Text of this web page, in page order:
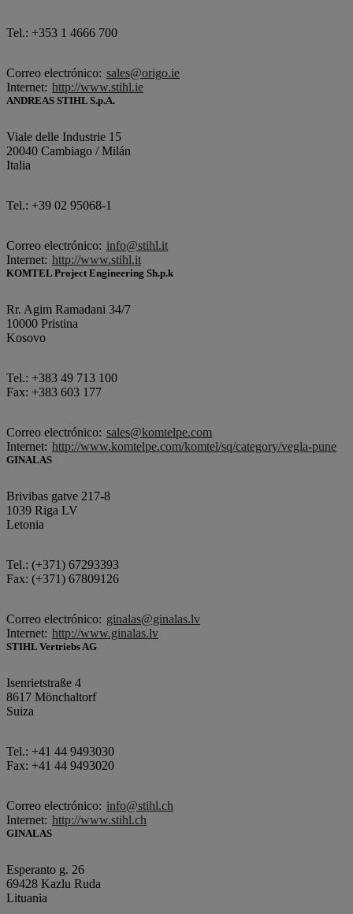
Tel.: +353 1 4666 700
Correo electrónico: sales@origo.ie
Internet: http://www.stihl.ie
ANDREAS STIHL S.p.A.
Viale delle Industrie 15
20040 Cambiago / Milán
Italia
Tel.: +39 02 95068-1
Correo electrónico: info@stihl.it
Internet: http://www.stihl.it
KOMTEL Project Engineering Sh.p.k
Rr. Agim Ramadani 34/7
10000 Pristina
Kosovo
Tel.: +383 49 713 100
Fax: +383 603 177
Correo electrónico: sales@komtelpe.com
Internet: http://www.komtelpe.com/komtel/sq/category/vegla-pune
GINALAS
Brivibas gatve 217-8
1039 Riga LV
Letonia
Tel.: (+371) 67293393
Fax: (+371) 67809126
Correo electrónico: ginalas@ginalas.lv
Internet: http://www.ginalas.lv
STIHL Vertriebs AG
Isenrietstraße 4
8617 Mönchaltorf
Suiza
Tel.: +41 44 9493030
Fax: +41 44 9493020
Correo electrónico: info@stihl.ch
Internet: http://www.stihl.ch
GINALAS
Esperanto g. 26
69428 Kazlu Ruda
Lituania